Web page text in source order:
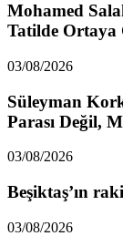
Mohamed
Tatilde Ortaya
03/08/2026
Süleyman
Parası Değil,
03/08/2026
Beşiktaş’ın
03/08/2026